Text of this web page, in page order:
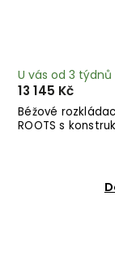
Béžové
ROOTS s
U vás od 3 týdnů
13 145 Kč